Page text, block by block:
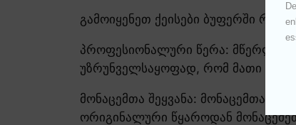
გამოიყენეთ ქეისები ბუფერში
პროფესიონალური წერა:
უზრუნველსაყოფად, რომ მათი
მონაცემთა შეყვანა: მონაცემთა
ორიგინალური წყაროდან